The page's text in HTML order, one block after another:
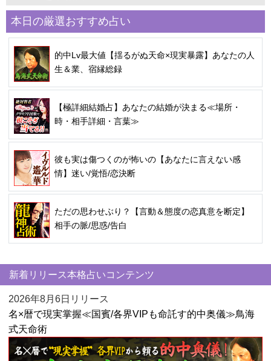
本日の厳選おすすめ占い
的中Lv最大値【揺るがぬ天命×現実暴露】あなたの人
生＆業、宿縁総録
【極詳細結婚占】あなたの結婚が決まる≪場所・
時・相手詳細・言葉≫
彼も実は傷つくのが怖いの【あなたに言えない感
情】迷い/覚悟/恋決断
ただの思わせぶり？【言動＆態度の恋真意を断定】
相手の脈/思惑/告白
新着リリース本格占いコンテンツ
2026年8月6日リリース
名×暦で現実掌握≪国賓/各界VIPも命託す的中奥儀≫鳥海
式天命術